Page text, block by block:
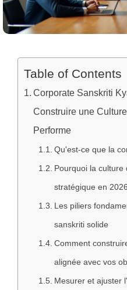
Table of Contents
Corporate Sanskriti
Construire une
Performe
Qu'est-ce que la
Pourquoi la culture
stratégique en
Les piliers
sanskriti solide
Comment
alignée avec vos
Mesurer et ajuster